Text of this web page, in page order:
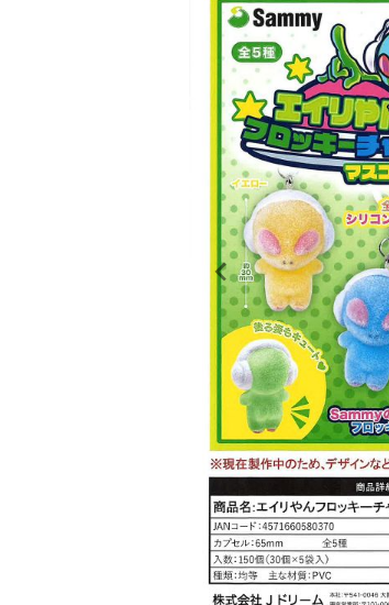
カプセルトイマシン本体
よくあるご質問
06-6282-7659